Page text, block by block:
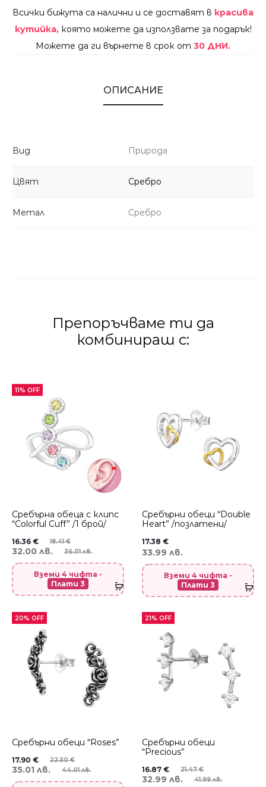
Всички бижута са налични и се доставят в красива
кутийка, която можете да използвате за подарък!
Можете да ги върнете в срок от 30 ДНИ.
ОПИСАНИЕ
Вид Природа
Цвят Сребро
Метал Сребро
Препоръчваме ти да
комбинираш с:
11% OFF
Сребърнa oбеца с клипс
“Colorful Cuff” /1 брой/
18.41€
16.36 €
36.01 лв.
32.00 лв.
Вземи 4 чифта -
Плати 3
Сребърни обеци “Double
Heart” /позлатени/
17.38 €
33.99 лв.
Вземи 4 чифта -
Плати 3
20% OFF
Сребърни обеци “Roses”
22.50€
17.90 €
44.01 лв.
35.01 лв.
21% OFF
Сребърни обеци
“Precious”
21.47€
16.87 €
41.99 лв.
32.99 лв.